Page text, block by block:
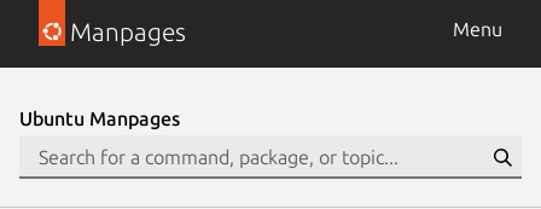
Manpages Menu
Ubuntu Manpages